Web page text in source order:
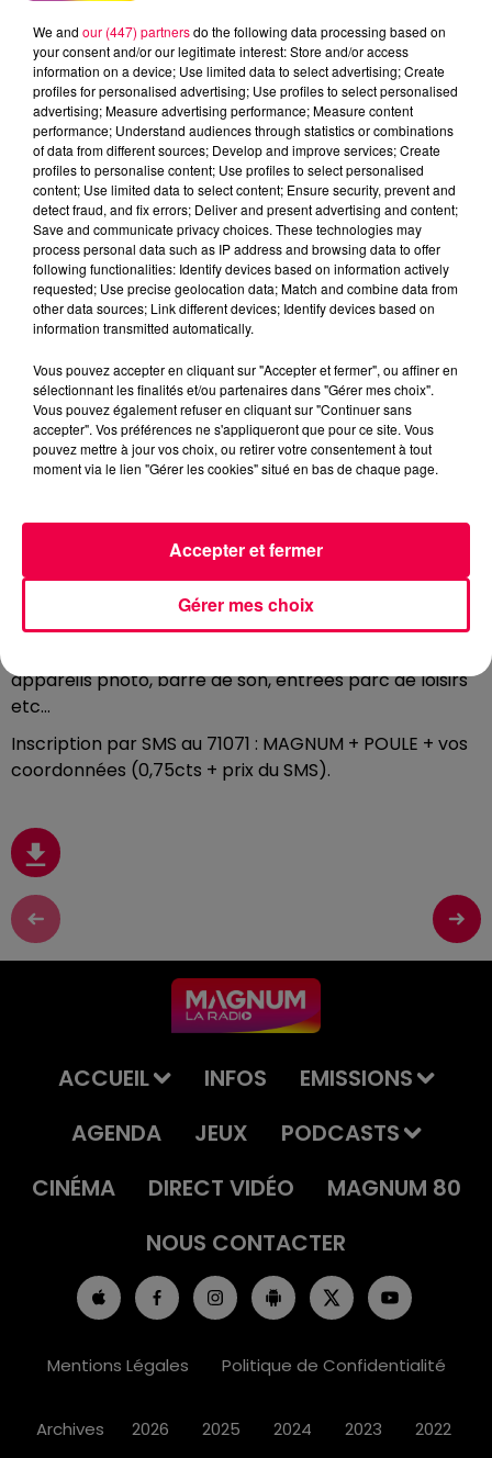
Alsace
Meuse Grand Est
Fred
MELANIE DE DOMEVRE SUR DURBION REMPORTE
SON CASQUE AUDIO BOSE
0:00 1 min 56 sec
16 juin 2026 - 1 min 56 sec
MELANIE DE DOMEVRE SUR DURBION REMPORTE SON
CASQUE AUDIO BOSE
Fred entre
jouant à « Roule ma poule »
Tournez la roue en criant « Roule ma poule »,plus vous
criez fort, plus la roue va tourner. Répondez ensuite
aux défis de Fred pour gagner des cadeaux : AirPods,
appareils photo, barre de son, entrées parc de loisirs
etc…
Inscription par SMS au 71071 : MAGNUM + POULE + vos
coordonnées (0,75cts + prix du SMS).
ACCUEIL INFOS
EMISSIONS
AGENDA
JEUX
PODCASTS
CINÉMA
DIRECT VIDÉO
MAGNUM 80
NOUS CONTACTER
Mentions Légales Politique de Confidentialité
Archives 2026 2025 2024 2023 2022
We and our (447) partnersdo the following data processing based on
your consent and/or our legitimate interest: Store and/or access
information on a device; Use limited data to select advertising; Create
profiles for personalised advertising; Use profiles to select personalised
advertising; Measure advertising performance; Measure content
performance; Understand audiences through statistics or combinations
of data from different sources; Develop and improve services; Create
profiles to personalise content; Use profiles to select personalised
content; Use limited data to select content; Ensure security, prevent and
detect fraud, and fix errors; Deliver and present advertising and content;
Save and communicate privacy choices. These technologies may
process personal data such as IP address and browsing data to offer
following functionalities: Identify devices based on information actively
requested; Use precise geolocation data; Match and combine data from
other data sources; Link different devices; Identify devices based on
information transmitted automatically.
Vous pouvez accepter en cliquant sur "Accepter et fermer", ou affiner en
sélectionnant les finalités et/ou partenaires dans "Gérer mes choix".
Vous pouvez également refuser en cliquant sur "Continuer sans
accepter". Vos préférences ne s'appliqueront que pour ce site. Vous
pouvez mettre à jour vos choix, ou retirer votre consentement à tout
moment via le lien "Gérer les cookies" situé en bas de chaque page.
Gérer mes choix
Accepter et fermer